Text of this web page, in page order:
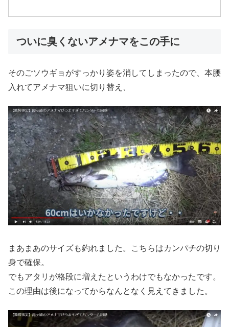
ついに臭くないアメナマをこの手に
そのごソウギョがすっかり姿を消してしまったので、本腰
入れてアメナマ狙いに切り替え、
まあまあのサイズも釣れました。こちらはカンパチの切り
身で確保。
でもアタリが格段に増えたというわけでもなかったです。
この理由は後になってからなんとなく見えてきました。